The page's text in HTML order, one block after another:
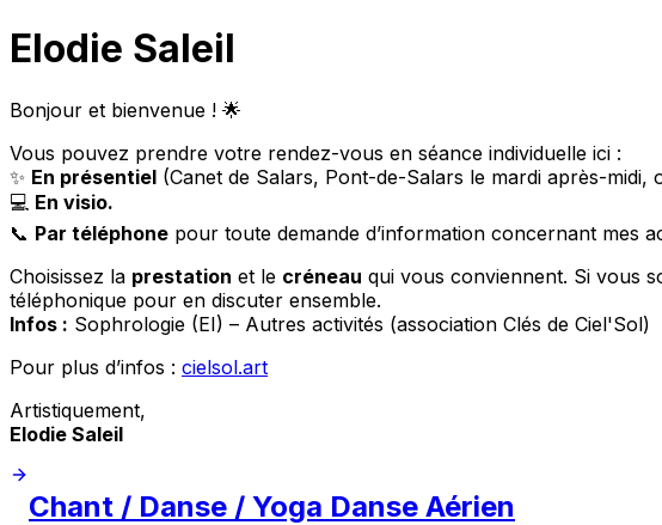
Elodie Saleil
Bonjour et bienvenue ! 🌟
Vous pouvez prendre votre rendez-vous en séance individuelle ici :
✨ En présentiel (Canet de Salars, Pont-de-Salars le mardi après-midi,
💻 En visio.
📞 Par téléphone pour toute demande d’information concernant mes
Choisissez la prestation et le créneau qui vous conviennent. Si vous
téléphonique pour en discuter ensemble.
Infos : Sophrologie (EI) – Autres activités (association Clés de Ciel'Sol)
Pour plus d’infos : cielsol.art
Artistiquement,
Elodie Saleil
Chant / Danse / Yoga Danse Aérien